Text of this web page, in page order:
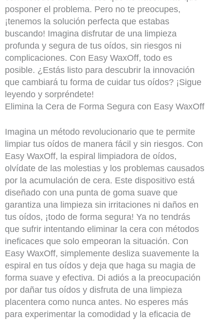
posponer el problema. Pero no te preocupes,
¡tenemos la solución perfecta que estabas
buscando! Imagina disfrutar de una limpieza
profunda y segura de tus oídos, sin riesgos ni
complicaciones. Con Easy WaxOff, todo es
posible. ¿Estás listo para descubrir la innovación
que cambiará tu forma de cuidar tus oídos? ¡Sigue
leyendo y sorpréndete!
Elimina la Cera de Forma Segura con Easy WaxOff
Imagina un método revolucionario que te permite
limpiar tus oídos de manera fácil y sin riesgos. Con
Easy WaxOff, la espiral limpiadora de oídos,
olvídate de las molestias y los problemas causados
por la acumulación de cera. Este dispositivo está
diseñado con una punta de goma suave que
garantiza una limpieza sin irritaciones ni daños en
tus oídos, ¡todo de forma segura! Ya no tendrás
que sufrir intentando eliminar la cera con métodos
ineficaces que solo empeoran la situación. Con
Easy WaxOff, simplemente desliza suavemente la
espiral en tus oídos y deja que haga su magia de
forma suave y efectiva. Di adiós a la preocupación
por dañar tus oídos y disfruta de una limpieza
placentera como nunca antes. No esperes más
para experimentar la comodidad y la eficacia de